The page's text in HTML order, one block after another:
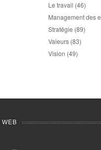
Le travail (46)
Management des
Stratégie (89)
Valeurs (83)
Vision (49)
WEB